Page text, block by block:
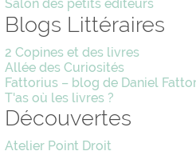
Salon des petits éditeurs
Blogs Littéraires
2 Copines et des livres
Allée des Curiosités
Fattorius – blog de Daniel
T'as où les livres ?
Découvertes
Atelier Point Droit